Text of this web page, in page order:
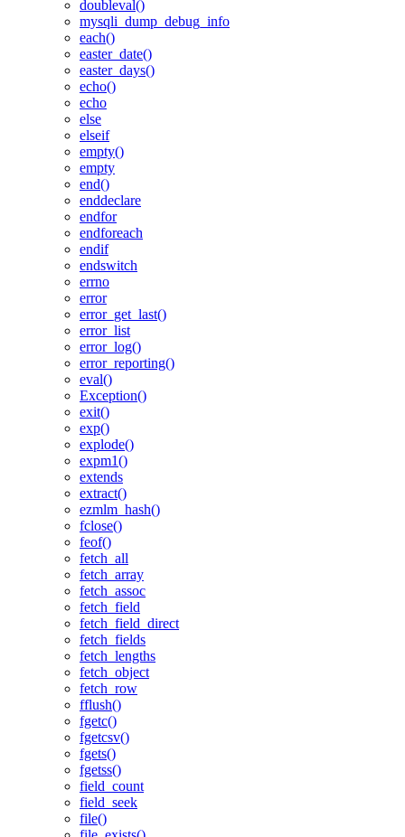
doubleval()
mysqli_dump_debug_info
each()
easter_date()
easter_days()
echo()
echo
else
elseif
empty()
empty
end()
enddeclare
endfor
endforeach
endif
endswitch
errno
error
error_get_last()
error_list
error_log()
error_reporting()
eval()
Exception()
exit()
exp()
explode()
expm1()
extends
extract()
ezmlm_hash()
fclose()
feof()
fetch_all
fetch_array
fetch_assoc
fetch_field
fetch_field_direct
fetch_fields
fetch_lengths
fetch_object
fetch_row
fflush()
fgetc()
fgetcsv()
fgets()
fgetss()
field_count
field_seek
file()